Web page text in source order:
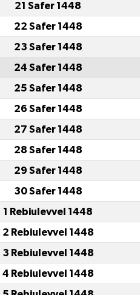
21 Safer 1448
22 Safer 1448
23 Safer 1448
24 Safer 1448
25 Safer 1448
26 Safer 1448
27 Safer 1448
28 Safer 1448
29 Safer 1448
30 Safer 1448
1 Rebiulevvel 1448
2 Rebiulevvel 1448
3 Rebiulevvel 1448
4 Rebiulevvel 1448